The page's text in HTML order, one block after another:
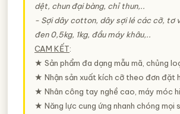
dệt, chun đại bàng, chỉ thun,..
- Sợi dây cotton, dây sợi lé các cỡ, tơ
đen 0,5kg, 1kg, đầu máy khâu,..
CAM KẾT:
★ Sản phẩm đa dạng mẫu mã, chủng
★ Nhận sản xuất kích cỡ theo đơn đặt
★ Nhân công tay nghề cao, máy móc
★ Năng lực cung ứng nhanh chóng mọi